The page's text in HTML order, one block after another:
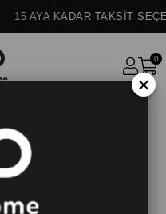
15 AYA KADAR TAKSİT
0
×